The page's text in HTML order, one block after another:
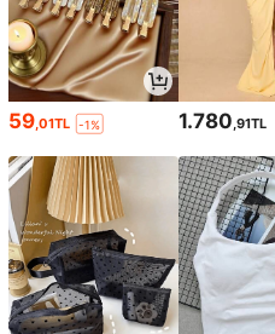
59 ,01TL -1% 1.780 ,91TL